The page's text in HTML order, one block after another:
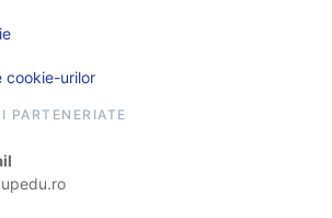
cookie-urilor
PARTENERIATE